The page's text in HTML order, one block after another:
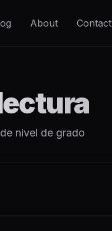
About Contact
nivel de grado